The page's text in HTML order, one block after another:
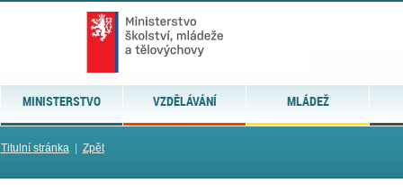
MINISTERSTVO VZDĚLÁVÁNÍ MLÁDEŽ
Titulní stránka| Zpět